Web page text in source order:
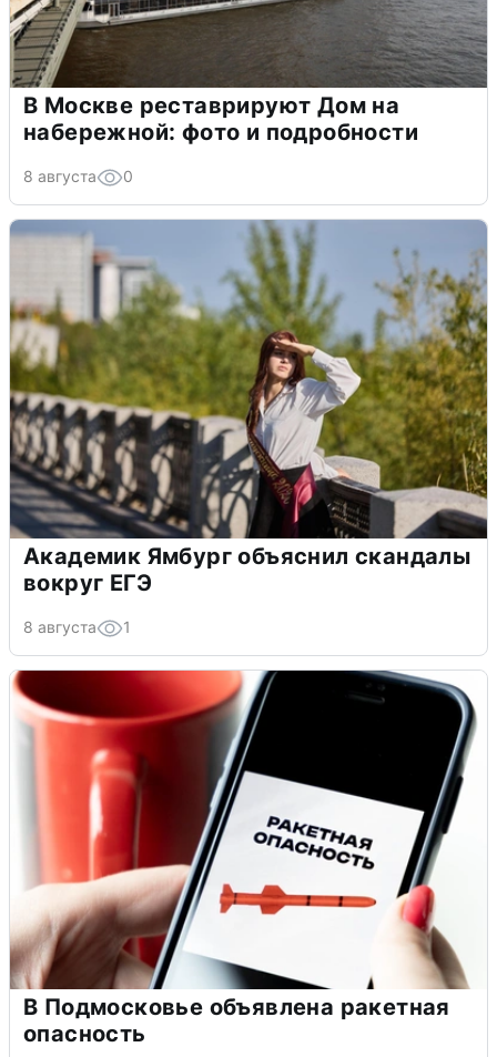
В Москве реставрируют Дом на
набережной: фото и подробности
8 августа 0
Академик Ямбург объяснил скандалы
вокруг ЕГЭ
8 августа 1
В Подмосковье объявлена ракетная
опасность